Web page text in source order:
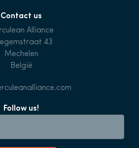
Contact us
Alliance
43
Mechelen
België
Follow us!